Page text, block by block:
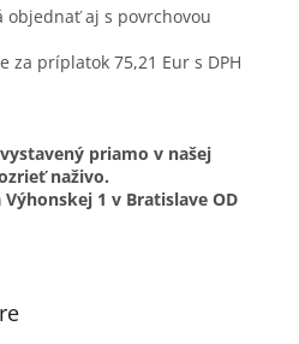
objednať aj s povrchovou
za príplatok 75,21 Eur s DPH
priamo v našej
naživo.
1 v Bratislave OD